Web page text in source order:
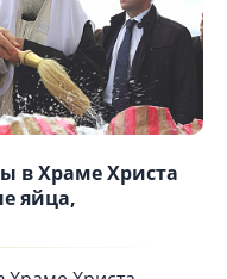
в Храме Христа
яйца,